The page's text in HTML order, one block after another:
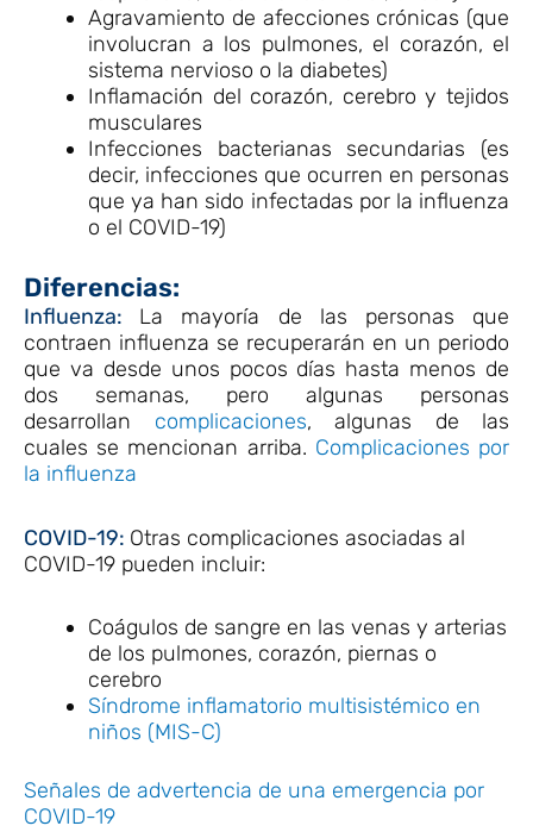
Agravamiento de afecciones crónicas (que
involucran a los pulmones, el corazón, el
sistema nervioso o la diabetes)
Inflamación del corazón, cerebro y tejidos
musculares
Infecciones bacterianas secundarias (es
decir, infecciones que ocurren en personas
que ya han sido infectadas por la influenza
o el COVID-19)
Diferencias:
Influenza:
La mayoría de las personas que
contraen influenza se recuperarán en un periodo
que va desde unos pocos días hasta menos de
dos semanas, pero algunas personas
desarrollan complicaciones, algunas de las
cuales se mencionan arriba. Complicaciones por
la influenza
COVID-19: Otras complicaciones asociadas al
COVID-19 pueden incluir:
Coágulos de sangre en las venas y arterias
de los pulmones, corazón, piernas o
cerebro
Síndrome inflamatorio multisistémico en
niños (MIS-C)
Señales de advertencia de una emergencia por
COVID-19